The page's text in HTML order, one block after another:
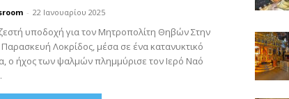
- 22 Ιανουαρίου 2025
υποδοχή για τον Μητροπολίτη Θηβών Στην
Παρασκευή Λοκρίδος, μέσα σε ένα κατανυκτικό
ο ήχος των ψαλμών πλημμύρισε τον Ιερό Ναό